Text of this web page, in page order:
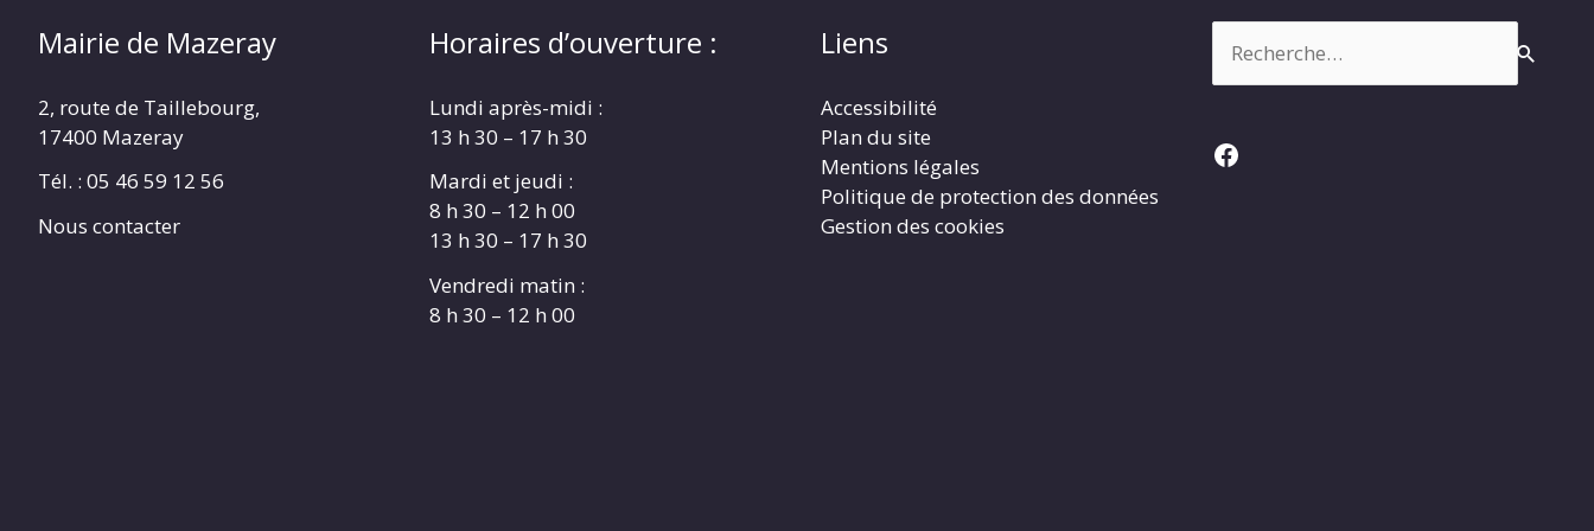
Mairie de Mazeray
2, route de Taillebourg,
17400 Mazeray
Tél. : 05 46 59 12 56
Nous contacter
Horaires d’ouverture :
Lundi après-midi :
13 h 30 – 17 h 30
Mardi et jeudi :
8 h 30 – 12 h 00
13 h 30 – 17 h 30
Vendredi matin :
8 h 30 – 12 h 00
Liens
Accessibilité
Plan du site
Mentions légales
Politique de protection des données
Gestion des cookies
Facebook